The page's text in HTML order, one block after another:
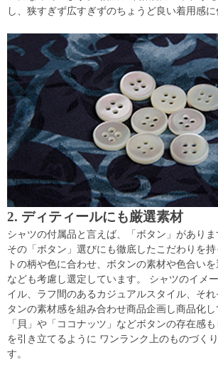
し、狭すぎず広すぎずのちょうど良い着用感に
2. ディティールにも厳選素材
シャツの付属品と言えば、「ボタン」があり
その「ボタン」選びにも徹底したこだわりを
トの柄や色に合わせ、ボタンの素材や色合い
なども考慮し選定しています。 シャツのイメ
イル、ラフ間のあるカジュアルスタイル、そ
タンの素材感を組み合わせ商品企画し商品化
「貝」や「ココナッツ」などボタンの存在感
を引き立てるように ワンランク上のものづく
す。